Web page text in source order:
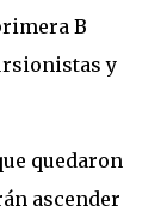
B
y
quedaron
ascender